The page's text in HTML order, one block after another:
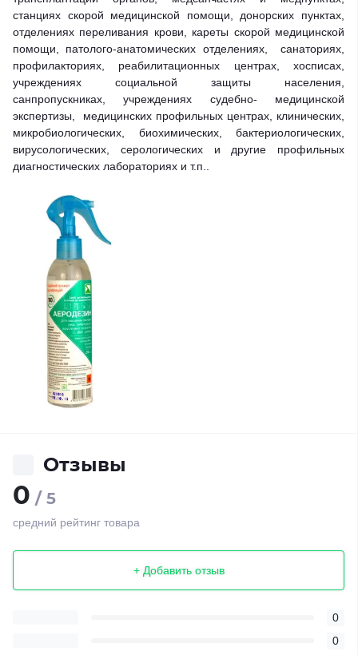
станциях скорой медицинской помощи, донорских пунктах,
отделениях переливания крови, кареты скорой медицинской
помощи, патолого-анатомических отделениях, санаториях,
профилакториях, реабилитационных центрах, хосписах,
учреждениях социальной защиты населения,
санпропускниках, учреждениях судебно- медицинской
экспертизы, медицинских профильных центрах, клинических,
микробиологических, биохимических, бактериологических,
вирусологических, серологических и другие профильных
диагностических лабораториях и т.п..
Отзывы
0 / 5
средний рейтинг товара
+ Добавить отзыв
0
0